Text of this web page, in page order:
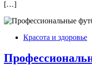
[…]
Красота и здоровье